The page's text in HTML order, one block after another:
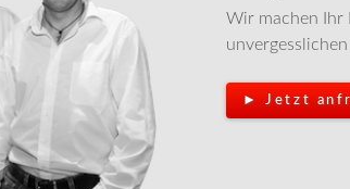
Wir machen Ihr
► Jetzt